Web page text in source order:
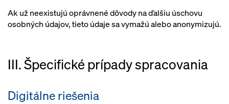
Ak už neexistujú oprávnené dôvody na ďalšiu úschovu
osobných údajov, tieto údaje sa vymažú alebo anonymizujú.
III. Špecifické prípady spracovania
Digitálne riešenia